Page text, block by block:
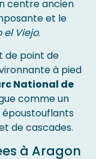
centre ancien
et le
el Viejo.
de point de
à pied
National de
comme un
de cascades.
à Aragon